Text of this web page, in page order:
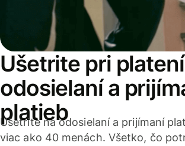
Ušetrite pri
odosielaní a
platieb
Ušetrite na odosielaní a prijímaní
viac ako 40 menách. Všetko, čo